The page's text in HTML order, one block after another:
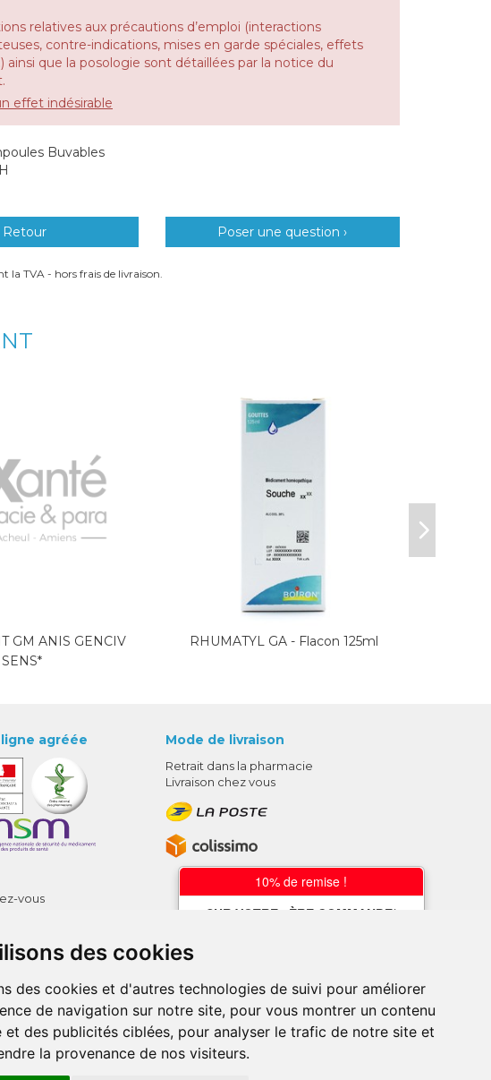
des cookies
des cookies et d'autres technologies de suivi pour améliorer
de navigation sur notre site, pour vous montrer un contenu
et des publicités ciblées, pour analyser le trafic de notre site et
la provenance de nos visiteurs.
relatives aux précautions d’emploi (interactions
contre-indications, mises en garde spéciales, effets
ainsi que la posologie sont détaillées par la notice du
effet indésirable
Buvables
Retour Poser une question ›
la TVA - hors frais de livraison.
GM ANIS GENCIV
SENS*
RHUMATYL GA - Flacon 125ml
agréée
vous
Cookies
Mode de livraison
Retrait dans la pharmacie
Livraison chez vous
10% de remise !
SUR VOTRE 1ÈRE COMMANDE*
* sans minimum d'achat , hors
médicaments et produits en offre,
utilisez le code au moment de la
validation du panier afin que la remise
soit prise en compte.